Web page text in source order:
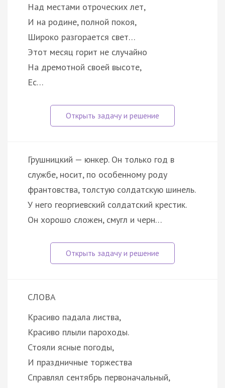
Над местами отроческих лет,
И на родине, полной покоя,
Широко разгорается свет…
Этот месяц горит не случайно
На дремотной своей высоте,
Ес…
Грушницкий — юнкер. Он только год в
службе, носит, по особенному роду
франтовства, толстую солдатскую шинель.
У него георгиевский солдатский крестик.
Он хорошо сложен, смугл и черн…
СЛОВА
Красиво падала листва,
Красиво плыли пароходы.
Стояли ясные погоды,
И праздничные торжества
Справлял сентябрь первоначальный,